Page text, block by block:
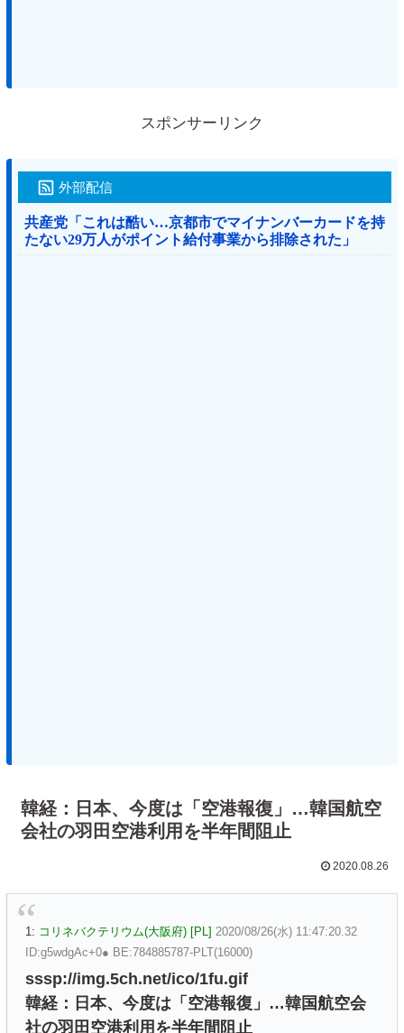
スポンサーリンク
外部配信
共産党「これは酷い…京都市でマイナンバーカードを持
たない29万人がポイント給付事業から排除された」
韓経：日本、今度は「空港報復」…韓国航空
会社の羽田空港利用を半年間阻止
2020.08.26
1: コリネバクテリウム(大阪府) [PL] 2020/08/26(水) 11:47:20.32
ID:g5wdgAc+0● BE:784885787-PLT(16000)
sssp://img.5ch.net/ico/1fu.gif
韓経：日本、今度は「空港報復」…韓国航空会
社の羽田空港利用を半年間阻止